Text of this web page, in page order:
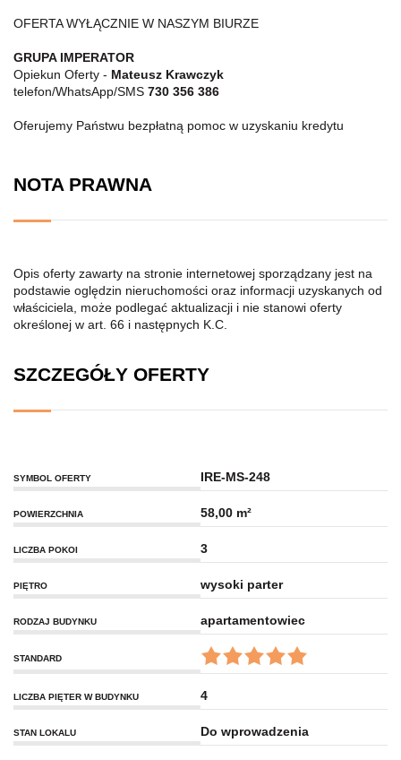
OFERTA WYŁĄCZNIE W NASZYM BIURZE
GRUPA IMPERATOR
Opiekun Oferty - Mateusz Krawczyk
telefon/WhatsApp/SMS 730 356 386
Oferujemy Państwu bezpłatną pomoc w uzyskaniu kredytu
NOTA PRAWNA
Opis oferty zawarty na stronie internetowej sporządzany jest na
podstawie oględzin nieruchomości oraz informacji uzyskanych od
właściciela, może podlegać aktualizacji i nie stanowi oferty
określonej w art. 66 i następnych K.C.
SZCZEGÓŁY OFERTY
SYMBOL OFERTY IRE-MS-248
POWIERZCHNIA 58,00 m²
LICZBA POKOI 3
PIĘTRO wysoki parter
RODZAJ BUDYNKU apartamentowiec
STANDARD
LICZBA PIĘTER W BUDYNKU 4
STAN LOKALU Do wprowadzenia